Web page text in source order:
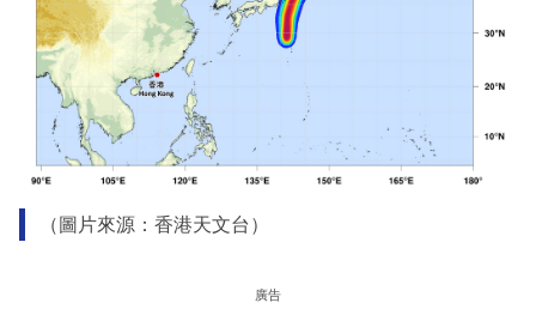
（圖片來源：香港天文台）
廣告